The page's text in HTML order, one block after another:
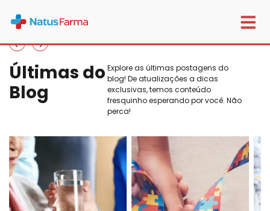
Últimas do
Blog
Explore as últimas postagens do
blog! De atualizações a dicas
exclusivas, temos conteúdo
fresquinho esperando por você. Não
perca!